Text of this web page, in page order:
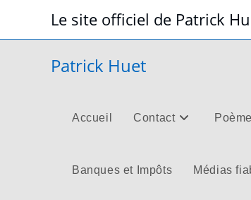
content
Le site officiel de Patrick
Patrick Huet
Accueil Contact
Banques et Impôts Médias